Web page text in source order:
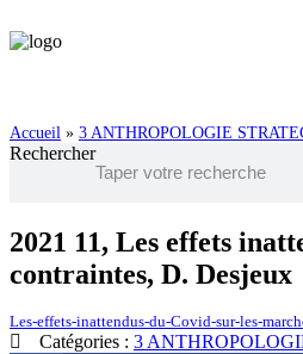
au
Accueil » 3 ANTHROPOLOGIE
Rechercher
2021 11, Les effets
contraintes, D. Desjeux
Les-effets-inattendus-du-Covid-sur-les-
Catégories : 3